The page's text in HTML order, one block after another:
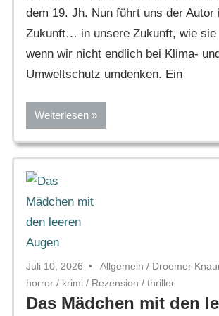
dem 19. Jh. Nun führt uns der Autor
Zukunft… in unsere Zukunft, wie sie
wenn wir nicht endlich bei Klima-
Umweltschutz umdenken. Ein
Weiterlesen
Juli 10, 2026 Allgemein / Droemer
horror / krimi / Rezension / thriller
Das Mädchen mit den